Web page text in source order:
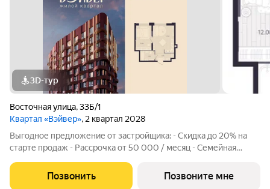
3D-тур
Восточная улица,33Б/1
Квартал «Вэйвер», 2 квартал 2028
Выгодное предложение от застройщика: - Скидка до 20% на
старте продаж - Рассрочка от 50 000 / месяц - Семейная
1-комнатной квартиры в Жилом квартале Вэйвер от
Девелоперской компании Люди,
Позвонить Позвоните мне